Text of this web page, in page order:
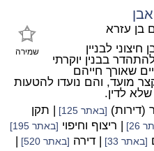
שמירה
בן עזרא
לבניין
בבנין יוקרתי
שאורך חייהם
מועד, והם נועדו להטעות
לדין.
(דירות) [באתר 125]
| תקן
26] | ריצוף וחיפוי [באתר 195]
[באתר 33] | דירה [באתר 520]
|